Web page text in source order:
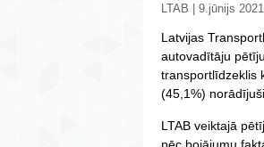
LTAB | 9.jūnijs
Latvijas
autovadītāju
transportlīdzeklis
(45,1%)
LTAB veiktajā